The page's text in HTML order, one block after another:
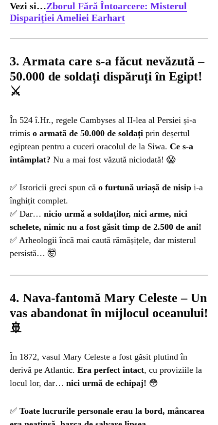
Vezi si…Zborul Fără Întoarcere: Misterul
Dispariției Ameliei Earhart
3. Armata care s-a făcut nevăzută –
50.000 de soldați dispăruți în Egipt!
⚔️
În 524 î.Hr., regele Cambyses al II-lea al Persiei și-a
trimis o armată de 50.000 de soldați prin deșertul
egiptean pentru a cuceri oracolul de la Siwa. Ce s-a
întâmplat? Nu a mai fost văzută niciodată! 😱
✅ Istoricii greci spun că o furtună uriașă de nisip i-a
înghițit complet.
✅ Dar… nicio urmă a soldaților, nici arme, nici
schelete, nimic nu a fost găsit timp de 2.500 de ani!
✅ Arheologii încă mai caută rămășițele, dar misterul
persistă… 🤯
4. Nava-fantomă Mary Celeste – Un
vas abandonat în mijlocul oceanului!
🚢
În 1872, vasul Mary Celeste a fost găsit plutind în
derivă pe Atlantic. Era perfect intact, cu proviziile la
locul lor, dar… nici urmă de echipaj! 😳
✅ Toate lucrurile personale erau la bord, mâncarea